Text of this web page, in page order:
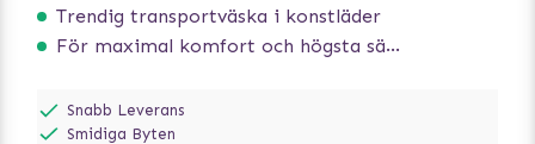
Trendig transportväska i konstläder
För maximal komfort och högsta säkerhet
Snabb Leverans
Smidiga Byten